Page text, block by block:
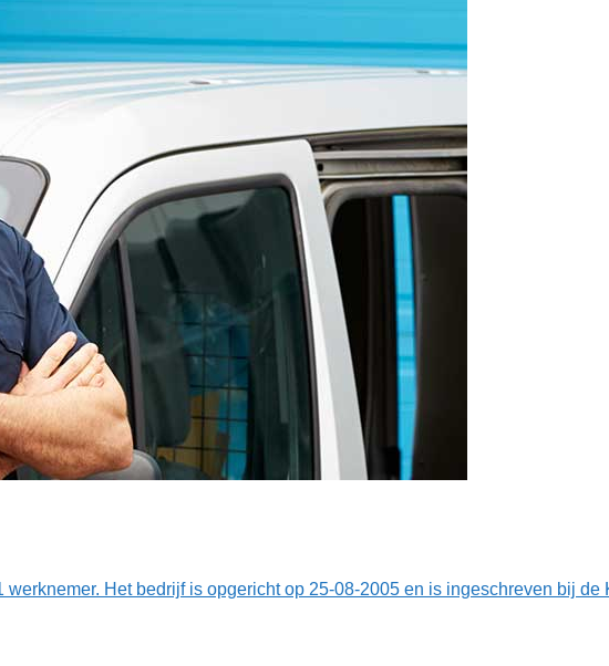
Het bedrijf is opgericht op 25-08-2005 en is ingeschreven bij